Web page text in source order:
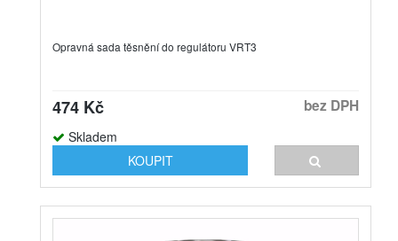
Opravná sada těsnění do regulátoru VRT3
474 Kč bez DPH
Skladem
KOUPIT